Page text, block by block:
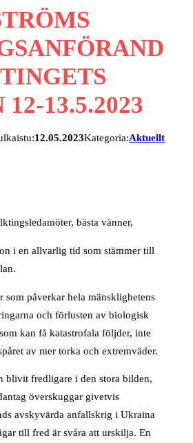
12-13.5.2023
12.05.2023Kategoria:Aktuellt
bästa vänner,
i en allvarlig tid som stämmer till
som påverkar hela mänsklighetens
och förlusten av biologisk
kan få katastrofala följder, inte
av mer torka och extremväder.
blivit fredligare i den stora bilden,
överskuggar givetvis
avskyvärda anfallskrig i Ukraina
till fred är svåra att urskilja. En